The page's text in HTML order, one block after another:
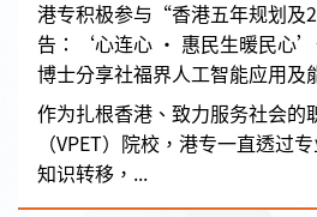
港专积极参与“香港五年规划及
告：‘心连心 • 惠民生暖民心
博士分享社福界人工智能应用及
作为扎根香港、致力服务社会的
（VPET）院校，港专一直透过
知识转移，...